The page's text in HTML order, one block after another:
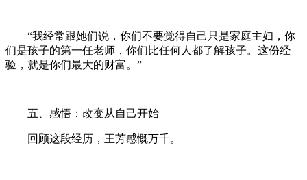
“我经常跟她们说，你们不要觉得自己只是家庭主妇，你
们是孩子的第一任老师，你们比任何人都了解孩子。这份经
验，就是你们最大的财富。”
五、感悟：改变从自己开始
回顾这段经历，王芳感慨万千。